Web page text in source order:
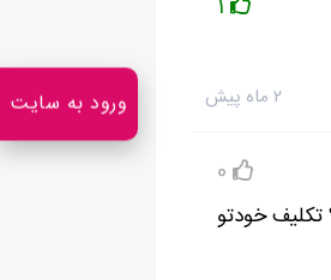
1
۲ ماه پیش
0
خودتو
ورود به سایت